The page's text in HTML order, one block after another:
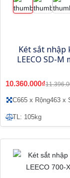
Két sắt nhập
LEECO SD-M
10.360.000₫
C665 x Rộng463 x
TL: 105kg